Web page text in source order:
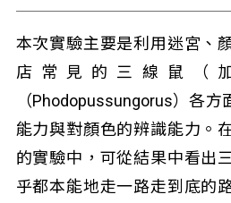
本次實驗主要是利用迷宮、
店常見的三線鼠（
（Phodopussungorus）各
能力與對顏色的辨識能力。
的實驗中，可從結果中看出
乎都本能地走一路走到底的